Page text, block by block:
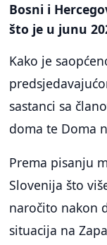
Bosni i
što je u junu
Kako je
sastanci sa
doma te Doma
Prema pisanju
Slovenija što
naročito nakon
situacija na